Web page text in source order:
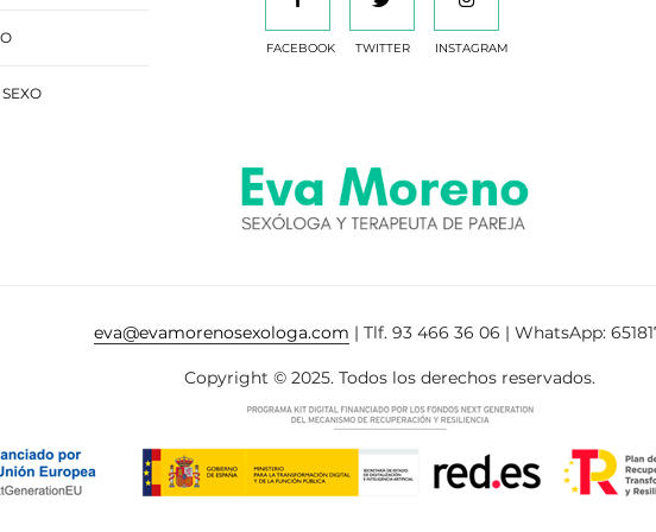
FACEBOOK TWITTER INSTAGRAM
eva@evamorenosexologa.com | Tlf. 93 466 36 06 | WhatsApp:
Copyright © 2025. Todos los derechos reservados.